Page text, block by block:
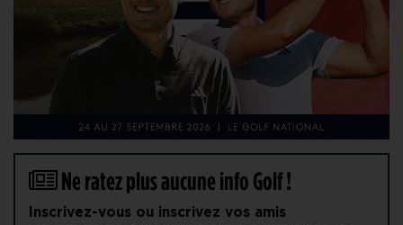
Ne ratez plus aucune info Golf !
Inscrivez-vous ou inscrivez vos amis